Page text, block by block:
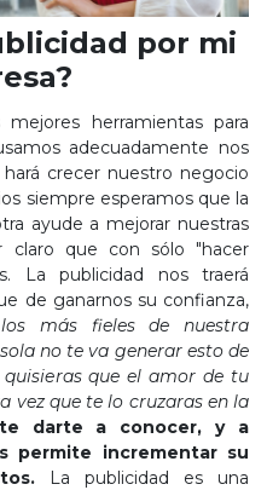
por mi
herramientas para
adecuadamente nos
crecer nuestro negocio
siempre esperamos que la
ayude a mejorar nuestras
claro que con sólo "hacer
La publicidad nos traerá
de ganarnos su confianza,
más fieles de nuestra
no te va generar esto de
que el amor de tu
vez que te lo cruzaras en la
darte a conocer, y a
permite incrementar su
La publicidad es una